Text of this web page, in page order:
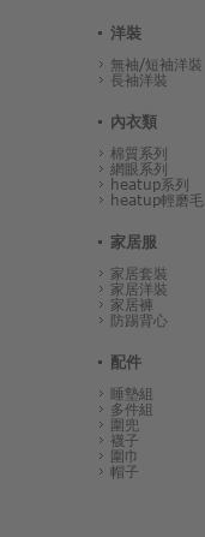
洋裝
無袖/短袖洋裝
長袖洋裝
內衣類
棉質系列
網眼系列
heatup系列
heatup輕磨毛
家居服
家居套裝
家居洋裝
家居褲
防踢背心
配件
睡墊組
多件組
圍兜
襪子
圍巾
帽子